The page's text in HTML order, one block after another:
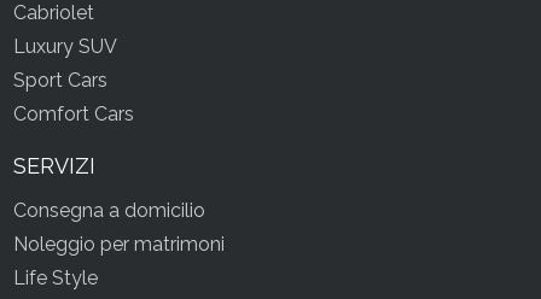
Cabriolet
Luxury SUV
Sport Cars
Comfort Cars
SERVIZI
Consegna a domicilio
Noleggio per matrimoni
Life Style